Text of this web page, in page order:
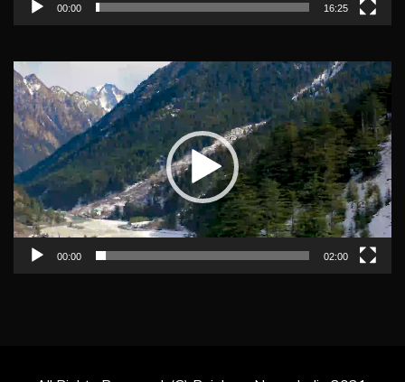
00:00 16:25
Video
Player
00:00 02:00